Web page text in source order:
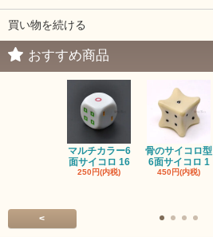
買い物を続ける
おすすめ商品
マルチカラー6
面サイコロ 16
250円(内税)
骨のサイコロ型
6面サイコロ 1
450円(内税)
<